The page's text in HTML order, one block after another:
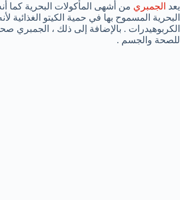
يعد الجمبري من أشهى المأكولات البحرية كما
البحرية المسموح بها في حمية الكيتو الغذائية
الكربوهيدرات . بالإضافة إلى ذلك ، الجمبري
للصحة والجسم .